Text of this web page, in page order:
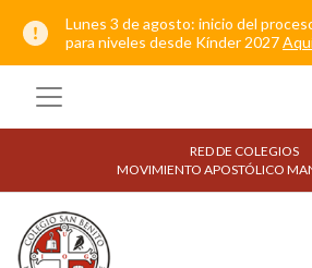
Lunes 3 de agosto: inicio del
para niveles desde Kínder 2027
RED DE COLEGIOS
MOVIMIENTO APOSTÓLICO